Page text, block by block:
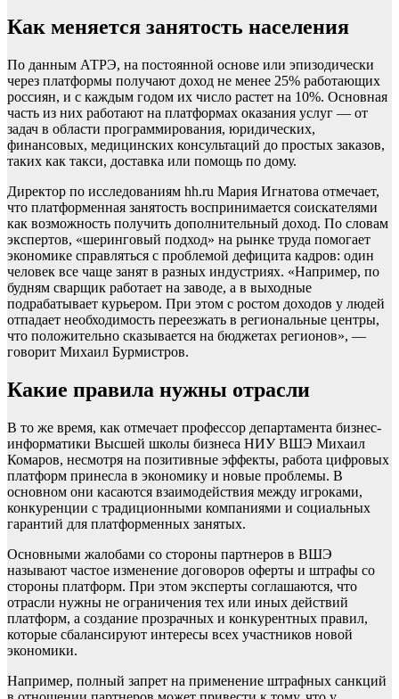
Как меняется занятость населения
По данным АТРЭ, на постоянной основе или эпизодически
через платформы получают доход не менее 25% работающих
россиян, и с каждым годом их число растет на 10%. Основная
часть из них работают на платформах оказания услуг — от
задач в области программирования, юридических,
финансовых, медицинских консультаций до простых заказов,
таких как такси, доставка или помощь по дому.
Директор по исследованиям hh.ru Мария Игнатова отмечает,
что платформенная занятость воспринимается соискателями
как возможность получить дополнительный доход. По словам
экспертов, «шеринговый подход» на рынке труда помогает
экономике справляться с проблемой дефицита кадров: один
человек все чаще занят в разных индустриях. «Например, по
будням сварщик работает на заводе, а в выходные
подрабатывает курьером. При этом с ростом доходов у людей
отпадает необходимость переезжать в региональные центры,
что положительно сказывается на бюджетах регионов», —
говорит Михаил Бурмистров.
Какие правила нужны отрасли
В то же время, как отмечает профессор департамента бизнес-
информатики Высшей школы бизнеса НИУ ВШЭ Михаил
Комаров, несмотря на позитивные эффекты, работа цифровых
платформ принесла в экономику и новые проблемы. В
основном они касаются взаимодействия между игроками,
конкуренции с традиционными компаниями и социальных
гарантий для платформенных занятых.
Основными жалобами со стороны партнеров в ВШЭ
называют частое изменение договоров оферты и штрафы со
стороны платформ. При этом эксперты соглашаются, что
отрасли нужны не ограничения тех или иных действий
платформ, а создание прозрачных и конкурентных правил,
которые сбалансируют интересы всех участников новой
экономики.
Например, полный запрет на применение штрафных санкций